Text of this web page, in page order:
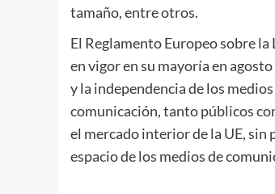
tamaño, entre otros.
El Reglamento Europeo sobre
en vigor en su mayoría en
y la independencia de los
comunicación, tanto públicos
el mercado interior de la UE,
espacio de los medios de